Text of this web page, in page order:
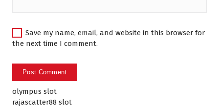
Save my name, email, and website in this browser for
the next time I comment.
olympus slot
rajascatter88 slot